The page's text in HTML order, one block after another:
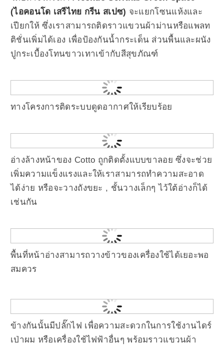
(ไอคอนโด เสรีไทย กรีน สเปซ) จะแยกโซนแห้งและ
เปียกให้ ซึ่งเราสามารถติดราวแขวนผ้าม่านหรือแพลท
ติชั่นเพิ่มได้เอง เพื่อป้องกันน้ำกระเด็น ส่วนพื้นและผนัง
ปูกระเบื้องโทนขาวเทาเข้ากับสีสุขภัณฑ์
ทางโครงการติดระบบดูดอากาศให้เรียบร้อย
อ่างล้างหน้าของ Cotto ถูกติดตั้งแบบขาลอย ซึ่งจะช่วย
เพิ่มความแข็งแรงและให้เราสามารถทำความสะอาด
ได้ง่าย หรือจะวางถังขยะ , ชั้นวางเล็กๆ ไว้ใต้อ่างก็ได้
เช่นกัน
พื้นที่หน้าอ่างสามารถวางข้าวของเครื่องใช้ได้เยอะพอ
สมควร
ข้างกันนั้นมีปลั๊กไฟ เพื่อความสะดวกในการใช้งานไดร์
เป่าผม หรือเครื่องใช้ไฟฟ้าอื่นๆ พร้อมราวแขวนผ้า